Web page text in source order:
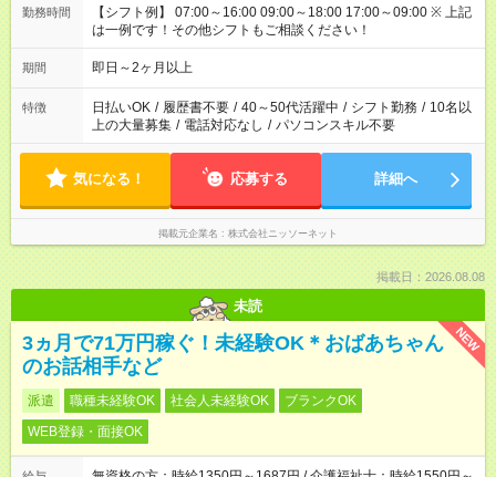
勤務時間
【シフト例】 07:00～16:00 09:00～18:00 17:00～09:00 ※ 上記
は一例です！その他シフトもご相談ください！
期間 即日～2ヶ月以上
特徴 日払いOK / 履歴書不要 / 40～50代活躍中 / シフト勤務 / 10名以
上の大量募集 / 電話対応なし / パソコンスキル不要
気になる！ 応募する 詳細へ
掲載元企業名 株式会社ニッソーネット
掲載日：2026.08.08
未読
NEW
3ヵ月で71万円稼ぐ！未経験OK＊おばあちゃん
のお話相手など
派遣 職種未経験OK 社会人未経験OK
ブランクOK
WEB登録・面接OK